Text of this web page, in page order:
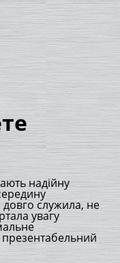
надійну
служила, не
увагу
презентабельний